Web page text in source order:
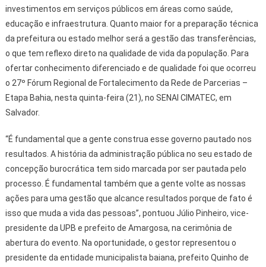
investimentos em serviços públicos em áreas como saúde,
educação e infraestrutura. Quanto maior for a preparação técnica
da prefeitura ou estado melhor será a gestão das transferências,
o que tem reflexo direto na qualidade de vida da população. Para
ofertar conhecimento diferenciado e de qualidade foi que ocorreu
o 27º Fórum Regional de Fortalecimento da Rede de Parcerias –
Etapa Bahia, nesta quinta-feira (21), no SENAI CIMATEC, em
Salvador.
“É fundamental que a gente construa esse governo pautado nos
resultados. A história da administração pública no seu estado de
concepção burocrática tem sido marcada por ser pautada pelo
processo. É fundamental também que a gente volte as nossas
ações para uma gestão que alcance resultados porque de fato é
isso que muda a vida das pessoas”, pontuou Júlio Pinheiro, vice-
presidente da UPB e prefeito de Amargosa, na cerimônia de
abertura do evento. Na oportunidade, o gestor representou o
presidente da entidade municipalista baiana, prefeito Quinho de